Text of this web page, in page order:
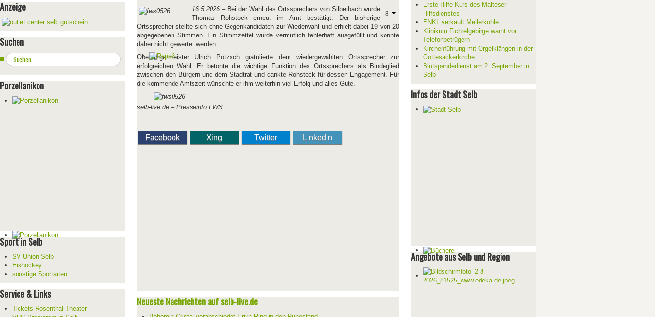
Anzeige
Suchen
Suchen
...
Porzellanikon
Sport in Selb
SV Union Selb
Eishockey
sonstige Sportarten
Service & Links
Tickets Rosenthal-Theater
16.5.2026– Bei der Wahl des Ortssprechers von Silberbach wurde
Thomas Rohstock erneut im Amt bestätigt. Der bisherige
Ortssprecher stellte sich ohne Gegenkandidaten zur Wiederwahl und erhielt dabei 19 von 20
abgegebenen Stimmen. Ein Stimmzettel wurde vermutlich fehlerhaft ausgefüllt und konnte
daher nicht gewertet werden.
Oberbürgermeister Ulrich Pötzsch gratulierte dem wiedergewählten Ortssprecher zur
erfolgreichen Wahl. Er betonte die wichtige Funktion des Ortssprechers als Bindeglied
zwischen den Bürgern und dem Stadtrat und dankte Rohstock für dessen Engagement. Für
die kommende Amtszeit wünschte er ihm weiterhin viel Erfolg und alles Gute.
selb-live.de – Presseinfo FWS
Facebook Xing Twitter LinkedIn
Neueste Nachrichten auf selb-live.de
Erste-Hilfe-Kurs des Malteser
Hilfsdienstes
ENKL verkauft Meilerkohle
Klinikum Fichtelgebirge warnt vor
Telefonbetrügern
Kirchenführung mit Orgelklängen in der
Gottesackerkirche
Blutspendedienst am 2. September in
Selb
Infos der Stadt Selb
Angebote aus Selb und Region